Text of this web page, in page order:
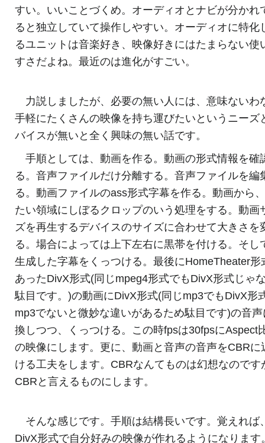
すい。いいことづくめ。オーディオとナビが分かれ
ると独立していて操作しやすい。オーディオに特化
るユニットは音楽好き、映像好きにはたまらない使
すさだよね。最近のは進化がすごい。
力説しましたが、必要の無い人には、意味ないわ
手軽にたくさんの映像を持ち運びたいというニーズ
バイスが無いと全く興味の無い話です。
手順としては、動画を作る。動画の形式情報を確
る。音声ファイルだけ分離する。音声ファイルを編
る。動画ファイルのass形式字幕を作る。動画から
たい領域にしぼるクロップのいう処理をする。動画
ズを再生するデバイスのサイズに合わせて大きさを
る。場合によっては上下左右に黒帯を付ける。そし
生成した字幕をくっつける。最後にHomeTheater形
あったDivX形式(同じmpeg4形式でもDivX形式じゃ
駄目です。)の動画にDivX形式(同じmp3でもDivX形
mp3でないと微妙な違いがあるため駄目です)の音
換しつつ、くっつける。この時fpsは30fpsにAspect
の映像にします。更に、動画と音声の音声をCBRに
ける工夫をします。CBRなんてものは幻想なのです
CBRと言えるものにします。
そんな感じです。手順は結構長いです。覚えれば
DivX形式で自分好みの映像が作れるようになります